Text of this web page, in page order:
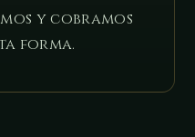
y cobramos
forma.